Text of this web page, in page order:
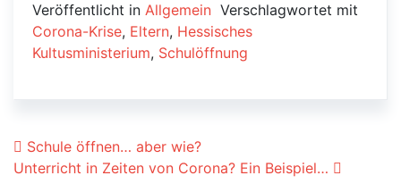
Veröffentlicht in Allgemein Verschlagwortet mit
Corona-Krise, Eltern, Hessisches
Kultusministerium, Schulöffnung
Beitrags-Navigation
Schule öffnen… aber wie?
Unterricht in Zeiten von Corona? Ein Beispiel…